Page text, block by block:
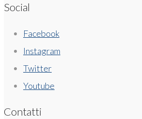
Social
Facebook
Instagram
Twitter
Youtube
Contatti